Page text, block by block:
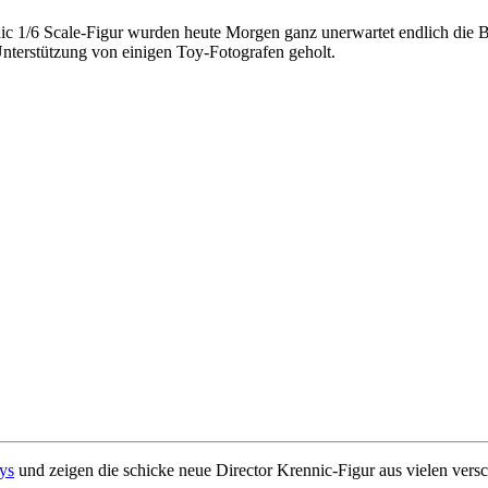
1/6 Scale-Figur wurden heute Morgen ganz unerwartet endlich
von einigen Toy-Fotografen geholt.
und zeigen die schicke neue Director Krennic-Figur aus vielen